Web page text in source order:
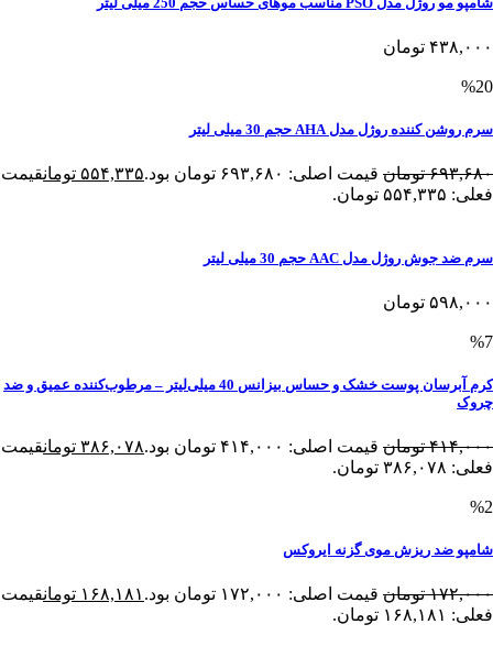
۴۳۸,۰۰۰ تومان
%20
سرم روشن کننده روژل مدل AHA حجم 30 میلی لیتر
۶۹۳,۶۸۰ تومان قیمت اصلی: ۶۹۳,۶۸۰ تومان بود. ۵۵۴,۳۳۵ تومانقیمت
فعلی: ۵۵۴,۳۳۵ تومان.
سرم ضد جوش روژل مدل AAC حجم 30 میلی لیتر
۵۹۸,۰۰۰ تومان
%7
کرم آبرسان پوست خشک و حساس بیزانس 40 میلی‌لیتر – مرطوب‌کننده عمیق و ضد
چروک
۴۱۴,۰۰۰ تومان قیمت اصلی: ۴۱۴,۰۰۰ تومان بود. ۳۸۶,۰۷۸ تومانقیمت
فعلی: ۳۸۶,۰۷۸ تومان.
%2
شامپو ضد ریزش موی گزنه ایروکس
۱۷۲,۰۰۰ تومان قیمت اصلی: ۱۷۲,۰۰۰ تومان بود. ۱۶۸,۱۸۱ تومانقیمت
فعلی: ۱۶۸,۱۸۱ تومان.